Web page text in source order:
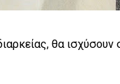
θα